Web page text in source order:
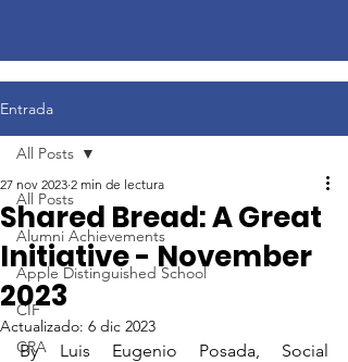
Entrada
All Posts
Alumni Achievements
Apple Distinguished School
CIF
CRA
All Posts
Shared Bread: A Great
Initiative - November
2023
27 nov 2023 2 min de lectura
Actualizado: 6 dic 2023
By Luis Eugenio Posada, Social